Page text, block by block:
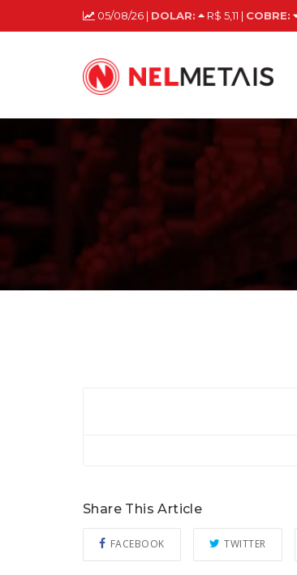
05/08/26 | DOLAR: R$ 5,11 | COBRE:
Share This Article
FACEBOOK TWITTER